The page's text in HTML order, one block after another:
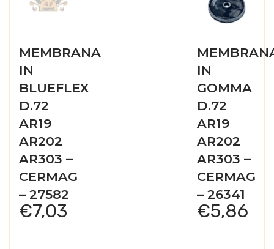
MEMBRANA
IN
BLUEFLEX
D.72
AR19
AR202
AR303 –
CERMAG
– 27582
€7,03
IN
GOMMA
D.72
AR19
AR202
AR303 –
CERMAG
– 26341
€5,86